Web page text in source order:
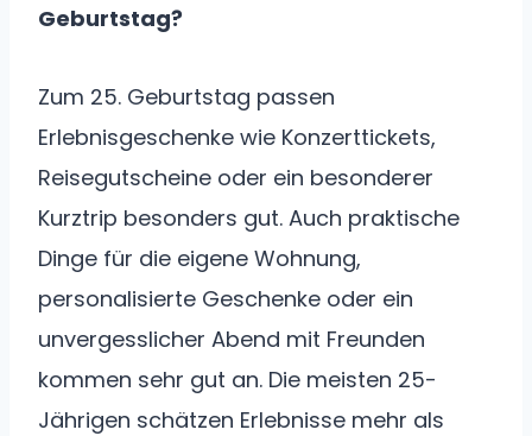
Geburtstag?
Zum 25. Geburtstag passen
Erlebnisgeschenke wie Konzerttickets,
Reisegutscheine oder ein besonderer
Kurztrip besonders gut. Auch praktische
Dinge für die eigene Wohnung,
personalisierte Geschenke oder ein
unvergesslicher Abend mit Freunden
kommen sehr gut an. Die meisten 25-
Jährigen schätzen Erlebnisse mehr als